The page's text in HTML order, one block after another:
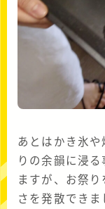
あとはかき氷
りの余韻に浸
ますが、お祭
さを発散できま